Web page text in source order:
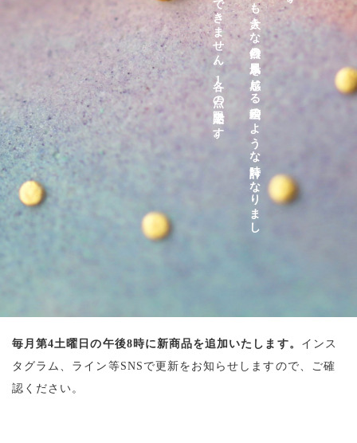
毎月第4土曜日の午後8時に新商品を追加いたします。 インス
タグラム、ライン等SNSで更新をお知らせしますので、ご確
認ください。